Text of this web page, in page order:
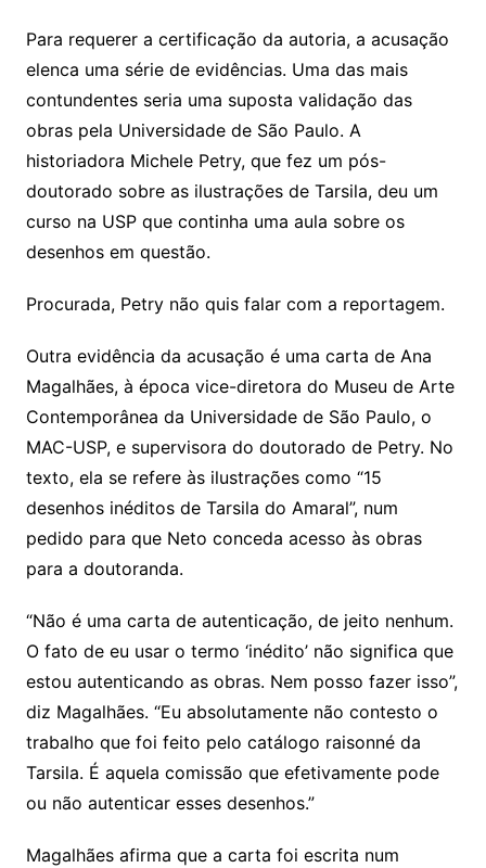
Para requerer a certificação da autoria, a acusação
elenca uma série de evidências. Uma das mais
contundentes seria uma suposta validação das
obras pela Universidade de São Paulo. A
historiadora Michele Petry, que fez um pós-
doutorado sobre as ilustrações de Tarsila, deu um
curso na USP que continha uma aula sobre os
desenhos em questão.
Procurada, Petry não quis falar com a reportagem.
Outra evidência da acusação é uma carta de Ana
Magalhães, à época vice-diretora do Museu de Arte
Contemporânea da Universidade de São Paulo, o
MAC-USP, e supervisora do doutorado de Petry. No
texto, ela se refere às ilustrações como “15
desenhos inéditos de Tarsila do Amaral”, num
pedido para que Neto conceda acesso às obras
para a doutoranda.
“Não é uma carta de autenticação, de jeito nenhum.
O fato de eu usar o termo ‘inédito’ não significa que
estou autenticando as obras. Nem posso fazer isso”,
diz Magalhães. “Eu absolutamente não contesto o
trabalho que foi feito pelo catálogo raisonné da
Tarsila. É aquela comissão que efetivamente pode
ou não autenticar esses desenhos.”
Magalhães afirma que a carta foi escrita num